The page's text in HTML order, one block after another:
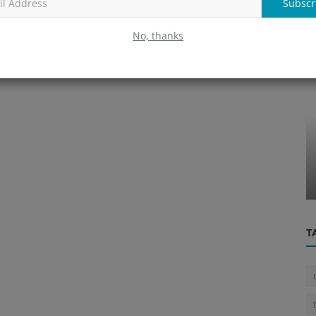
No, thanks